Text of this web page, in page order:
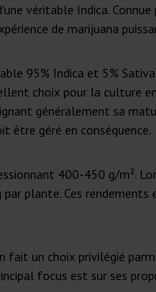
véritable Indica. Connue
de marijuana
95% Indica et 5%
choix pour la culture
généralement sa
être géré en conséquence.
400-450 g/m².
plante. Ces rendements
fait un choix privilégié
focus est sur ses